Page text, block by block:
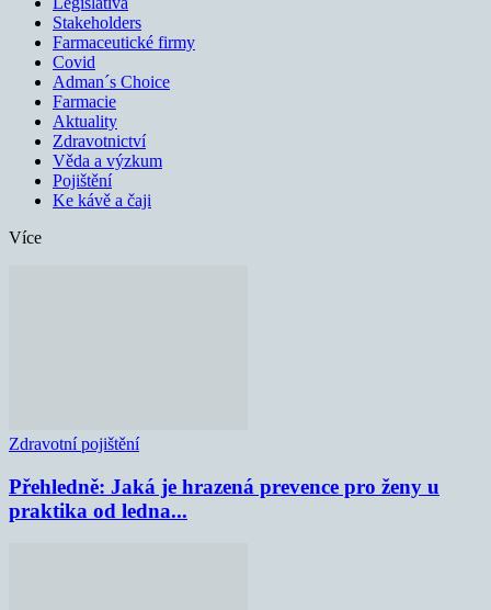
Stakeholders
Farmaceutické firmy
Covid
Adman´s Choice
Farmacie
Aktuality
Zdravotnictví
Věda a výzkum
Pojištění
Ke kávě a čaji
Více
Zdravotní pojištění
Přehledně: Jaká je hrazená prevence pro ženy u
praktika od ledna...